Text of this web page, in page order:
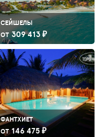
СЕЙШЕЛЫ
ОТ 309 413 ₽
ФАНТХИЕТ
ОТ 146 475 ₽